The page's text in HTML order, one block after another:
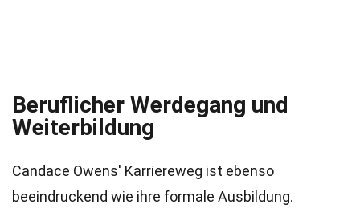
Beruflicher Werdegang und
Weiterbildung
Candace Owens' Karriereweg ist ebenso
beeindruckend wie ihre formale Ausbildung.